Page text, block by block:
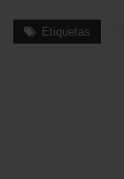
Etiquetas